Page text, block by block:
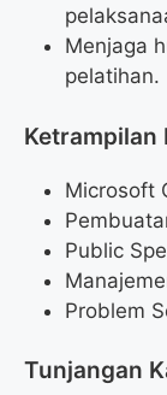
Menjaga
pelatihan.
Ketrampilan
Microsoft
Public
Problem
Tunjangan